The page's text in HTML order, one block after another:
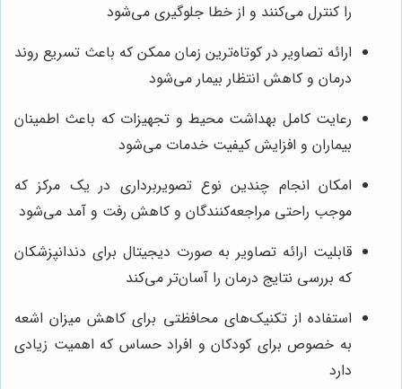
را کنترل می‌کنند و از خطا جلوگیری می‌شود
ارائه تصاویر در کوتاه‌ترین زمان ممکن که باعث تسریع روند
درمان و کاهش انتظار بیمار می‌شود
رعایت کامل بهداشت محیط و تجهیزات که باعث اطمینان
بیماران و افزایش کیفیت خدمات می‌شود
امکان انجام چندین نوع تصویربرداری در یک مرکز که
موجب راحتی مراجعه‌کنندگان و کاهش رفت و آمد می‌شود
قابلیت ارائه تصاویر به صورت دیجیتال برای دندانپزشکان
که بررسی نتایج درمان را آسان‌تر می‌کند
استفاده از تکنیک‌های محافظتی برای کاهش میزان اشعه
به خصوص برای کودکان و افراد حساس که اهمیت زیادی
دارد